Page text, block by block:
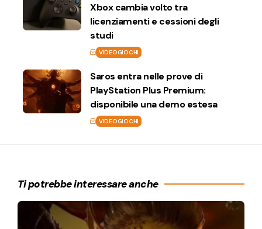
Xbox cambia volto tra
licenziamenti e cessioni degli
studi
VIDEOGIOCHI
Saros entra nelle prove di
PlayStation Plus Premium:
disponibile una demo estesa
VIDEOGIOCHI
Ti potrebbe interessare anche